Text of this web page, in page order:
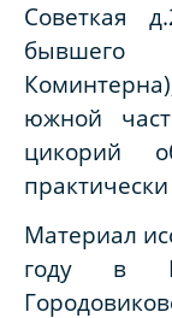
Советкая
бывшего
южной
цикорий
Материал
году в